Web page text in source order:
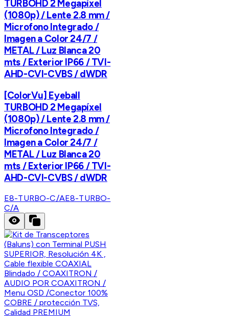
TURBOHD 2 Megapíxel
(1080p) / Lente 2.8 mm /
Microfono Integrado /
Imagen a Color 24/7 /
METAL / Luz Blanca 20
mts / Exterior IP66 / TVI-
AHD-CVI-CVBS / dWDR
[ColorVu] Eyeball
TURBOHD 2 Megapíxel
(1080p) / Lente 2.8 mm /
Microfono Integrado /
Imagen a Color 24/7 /
METAL / Luz Blanca 20
mts / Exterior IP66 / TVI-
AHD-CVI-CVBS / dWDR
E8-TURBO-C/AE8-TURBO-
C/A